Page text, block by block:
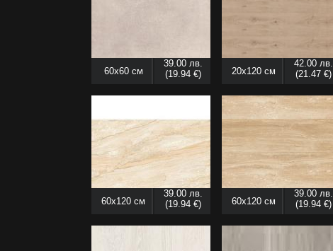
60x60 см
39.00 лв.
(19.94 €)
20x120 см
42.00 лв.
(21.47 €)
60x120 см
39.00 лв.
(19.94 €)
60x120 см
39.00 лв.
(19.94 €)